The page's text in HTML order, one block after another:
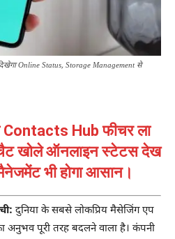
Online Status, Storage Management से
Hub फीचर ला
चैट खोले ऑनलाइन स्टेटस देख
भी होगा आसान।
दुनिया के सबसे लोकप्रिय मैसेजिंग एप
अनुभव पूरी तरह बदलने वाला है। कंपनी